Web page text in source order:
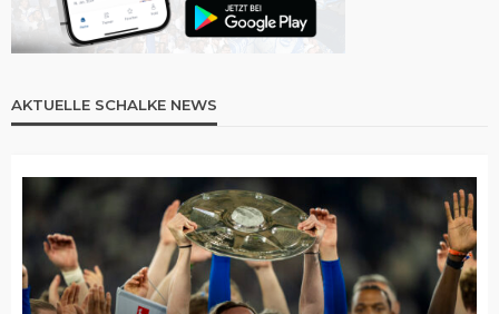
AKTUELLE SCHALKE NEWS